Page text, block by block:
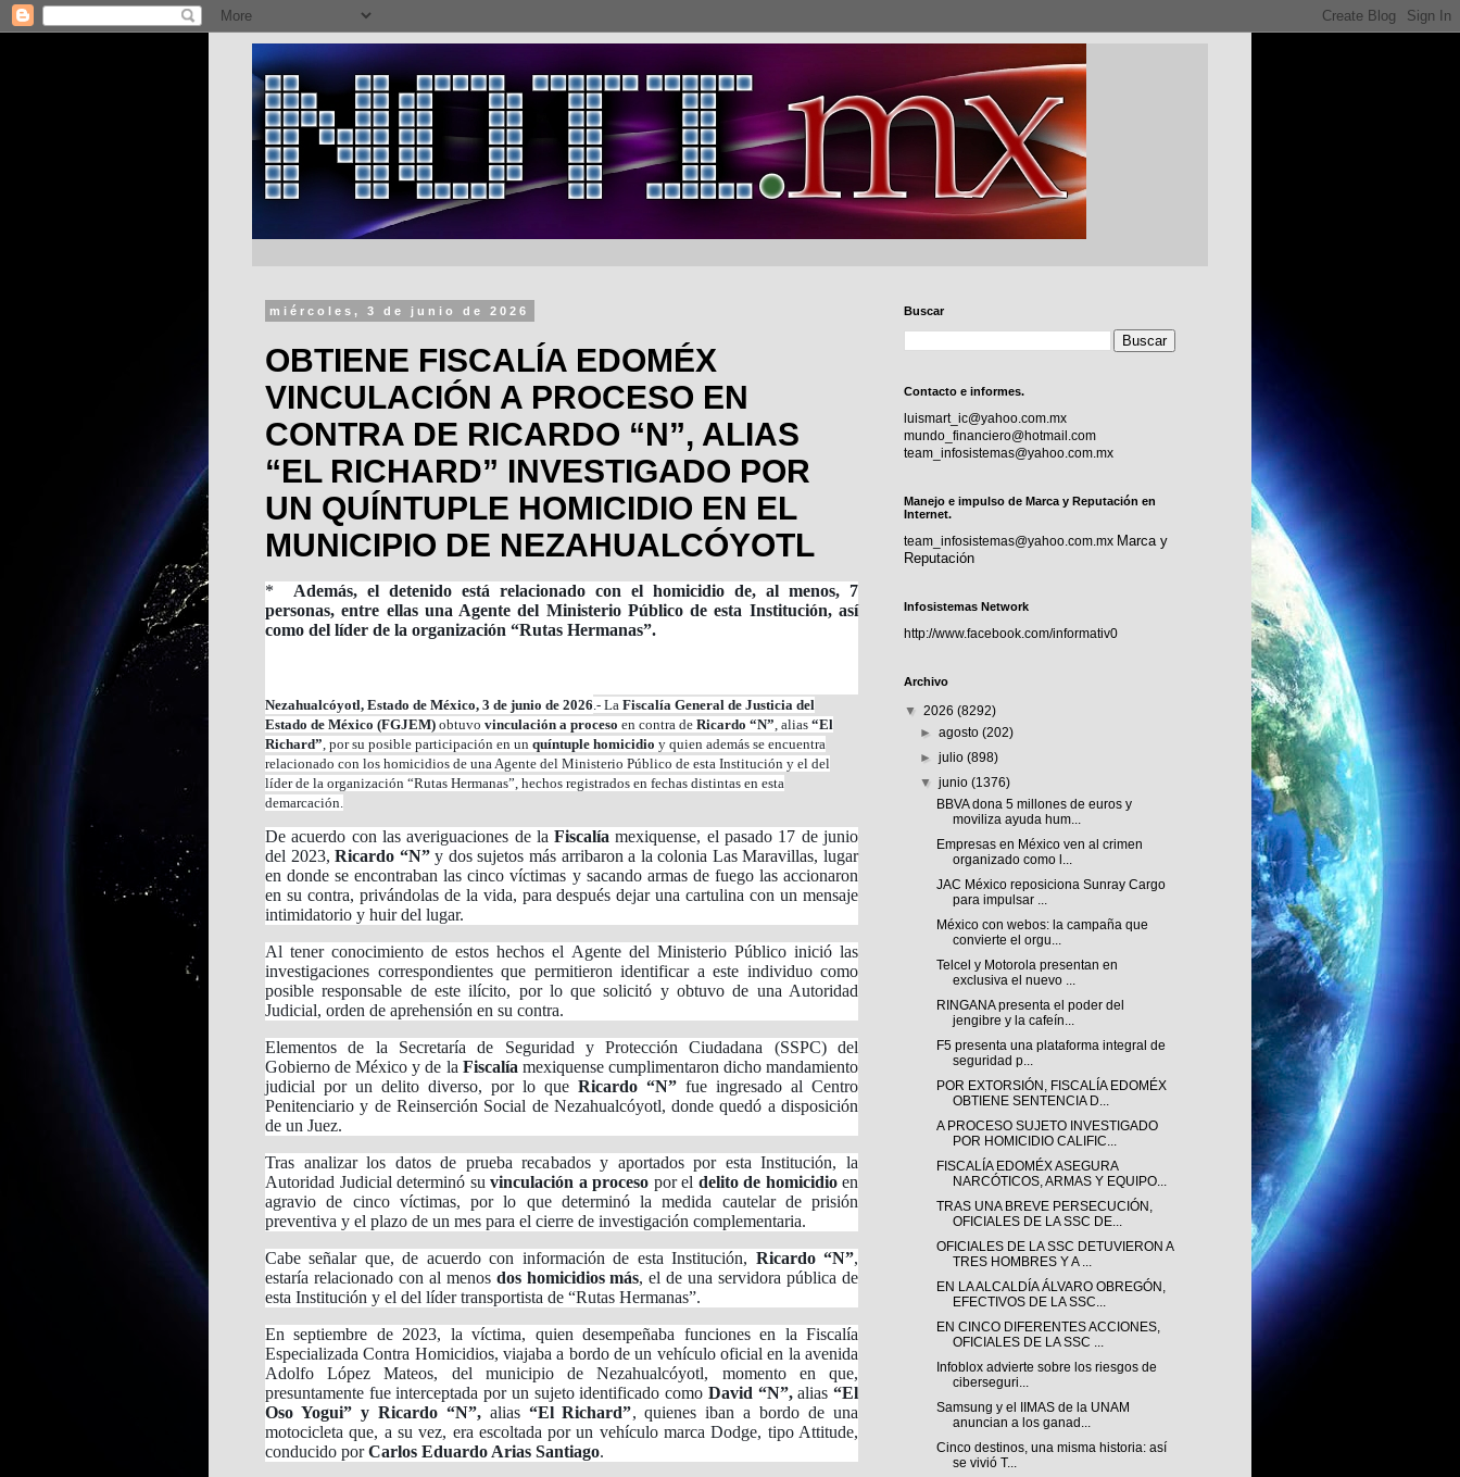
miércoles, 3 de junio de 2026
OBTIENE FISCALÍA EDOMÉX
VINCULACIÓN A PROCESO EN
CONTRA DE RICARDO “N”, ALIAS
“EL RICHARD” INVESTIGADO POR
UN QUÍNTUPLE HOMICIDIO EN EL
MUNICIPIO DE NEZAHUALCÓYOTL
* Además, el detenido está relacionado con el homicidio de, al menos, 7
personas, entre ellas una Agente del Ministerio Público de esta Institución, así
como del líder de la organización “Rutas Hermanas”.
Nezahualcóyotl, Estado de México, 3 de junio de 2026 .- La Fiscalía General de Justicia del
Estado de México (FGJEM) obtuvo vinculación a proceso en contra de Ricardo “N” , alias “El
Richard” , por su posible participación en un quíntuple homicidio y quien además se encuentra
relacionado con los homicidios de una Agente del Ministerio Público de esta Institución y el del
líder de la organización “Rutas Hermanas”, hechos registrados en fechas distintas en esta
demarcación.
De acuerdo con las averiguaciones de laFiscalía mexiquense, el pasado 17 de junio
del 2023,Ricardo “N”y dos sujetos más arribaron a la colonia Las Maravillas, lugar
en donde se encontraban las cinco víctimas y sacando armas de fuego las accionaron
en su contra, privándolas de la vida, para después dejar una cartulina con un mensaje
intimidatorio y huir del lugar.
Al tener conocimiento de estos hechos el Agente del Ministerio Público inició las
investigaciones correspondientes que permitieron identificar a este individuo como
posible responsable de este ilícito, por lo que solicitó y obtuvo de una Autoridad
Judicial, orden de aprehensión en su contra.
Elementos de la Secretaría de Seguridad y Protección Ciudadana (SSPC) del
Gobierno de México y de la Fiscalía mexiquense cumplimentaron dicho mandamiento
judicial por un delito diverso, por lo que Ricardo “N” fue ingresado al Centro
Penitenciario y de Reinserción Social de Nezahualcóyotl, donde quedó a disposición
de un Juez.
Tras analizar los datos de prueba recabados y aportados por esta Institución, la
Autoridad Judicial determinó su vinculación a proceso por el delito de homicidioen
agravio de cinco víctimas, por lo que determinó la medida cautelar de prisión
preventiva y el plazo de un mes para el cierre de investigación complementaria.
Cabe señalar que, de acuerdo con información de esta Institución, Ricardo “N”,
estaría relacionado con al menos dos homicidios más, el de una servidora pública de
esta Institución y el del líder transportista de “Rutas Hermanas”.
En septiembre de 2023, la víctima, quien desempeñaba funciones en la Fiscalía
Especializada Contra Homicidios, viajaba a bordo de un vehículo oficial en la avenida
Adolfo López Mateos, del municipio de Nezahualcóyotl, momento en que,
presuntamente fue interceptada por un sujeto identificado como David “N”,alias “El
Oso Yogui” y Ricardo “N”, alias “El Richard”, quienes iban a bordo de una
motocicleta que, a su vez, era escoltada por un vehículo marca Dodge, tipo Attitude,
conducido porCarlos Eduardo Arias Santiago.
Buscar
Contacto e informes.
luismart_ic@yahoo.com.mx
mundo_financiero@hotmail.com
team_infosistemas@yahoo.com.mx
Manejo e impulso de Marca y Reputación en
Internet.
team_infosistemas@yahoo.com.mx Marca y
Reputación
Infosistemas Network
http://www.facebook.com/informativ0
Archivo
▼ 2026 (8292)
►agosto(202)
►julio(898)
▼junio(1376)
BBVA dona 5 millones de euros y
moviliza ayuda hum...
Empresas en México ven al crimen
organizado como l...
JAC México reposiciona Sunray Cargo
para impulsar ...
México con webos: la campaña que
convierte el orgu...
Telcel y Motorola presentan en
exclusiva el nuevo ...
RINGANA presenta el poder del
jengibre y la cafeín...
F5 presenta una plataforma integral de
seguridad p...
POR EXTORSIÓN, FISCALÍA EDOMÉX
OBTIENE SENTENCIA D...
A PROCESO SUJETO INVESTIGADO
POR HOMICIDIO CALIFIC...
FISCALÍA EDOMÉX ASEGURA
NARCÓTICOS, ARMAS Y EQUIPO...
TRAS UNA BREVE PERSECUCIÓN,
OFICIALES DE LA SSC DE...
OFICIALES DE LA SSC DETUVIERON A
TRES HOMBRES Y A ...
EN LA ALCALDÍA ÁLVARO OBREGÓN,
EFECTIVOS DE LA SSC...
EN CINCO DIFERENTES ACCIONES,
OFICIALES DE LA SSC ...
Infoblox advierte sobre los riesgos de
ciberseguri...
Samsung y el IIMAS de la UNAM
anuncian a los ganad...
Cinco destinos, una misma historia: así
se vivió T...